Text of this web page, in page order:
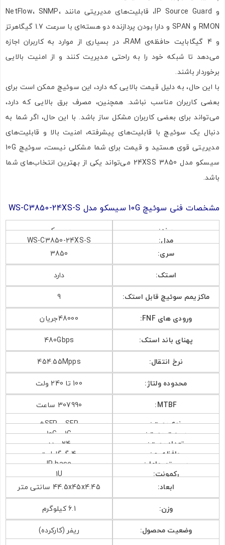
و IP Source Guard، قابلیت‌های مدیریتی مانند NetFlow، SNMP،
RMON و SPAN و دارا بودن پردازنده دو هسته‌ای با سرعت 1.7 گیگاهرتز
و 4 گیگابایت حافظه‌ی RAM، در بسیاری از موارد به کاربران اجازه
می‌دهد تا شبکه خود را به راحتی مدیریت کنند و از امنیت بالایی
برخوردار باشند.
با این حال، به دلیل قیمت بالایی که دارد، این سوئیچ ممکن است برای
بعضی کاربران مناسب نباشد. همچنین، مصرف برق بالایی که دارد،
می‌تواند برای بعضی کاربران مشکل ساز باشد. با این حال، اگر شما به
دنبال یک سوئیچ با قابلیت‌های پیشرفته، امنیت بالا و قابلیت‌های
مدیریتی قوی هستید و قیمت برای شما مشکلی نیست، سوئیچ 10G
سیسکو مدل 3850 24XSS می‌تواند یکی از بهترین انتخاب‌های شما
باشد.
مشخصات فنی سوئیچ 10G سیسکو مدل WS-C3850-24XS-S
برند:
سیسکو
مدل:
WS-C3850-24XS-S
سری:
3850
استک:
دارد
ماکزیمم سوئیچ قابل استک:
9
ورودی های FNF:
48000جریان
پهنای باند استک:
480Gbps
نرخ انتقال:
454.55Mpps
محدوده ولتاژ:
100 تا 240 ولت
MTBF:
307990 ساعت
نوع پورت:
SFP و SFP+
سرعت پورت:
1G و 10G
تعداد پورت:
24 عدد
حافظه رم:
4 گیگابایت
سیستم عامل:
IP base
رکمونت:
1U
ابعاد:
44.5x45x4.45 سانتی متر
وزن:
6.1 کیلوگرم
وضعیت محصول:
ریفر (کارکرده)